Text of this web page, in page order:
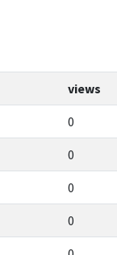
views
0
0
0
0